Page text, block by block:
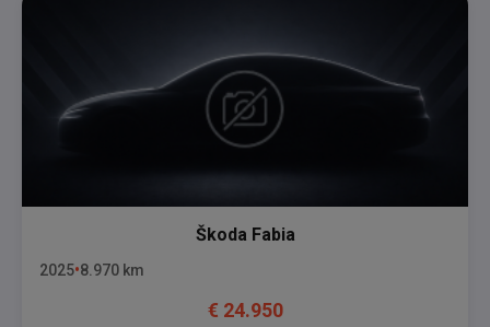
Škoda Fabia
2025 8.970 km
€ 24.950